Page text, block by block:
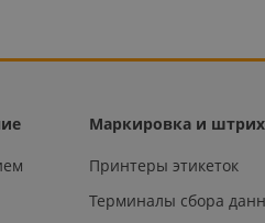
Маркировка и
Принтеры этикеток
Терминалы сбора